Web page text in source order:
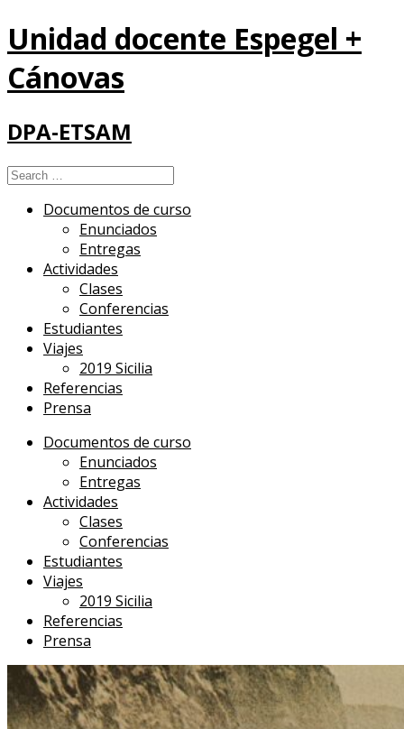
Unidad docente Espegel +
Cánovas
DPA-ETSAM
Search
Documentos de curso
Enunciados
Entregas
Actividades
Clases
Conferencias
Estudiantes
Viajes
2019 Sicilia
Referencias
Prensa
Documentos de curso
Enunciados
Entregas
Actividades
Clases
Conferencias
Estudiantes
Viajes
2019 Sicilia
Referencias
Prensa